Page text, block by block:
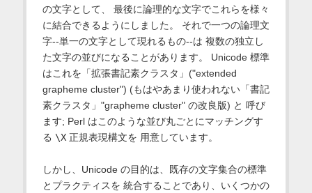
の文字として、 最後に論理的な文字でこれらを様々
に結合できるようにしました。 それで一つの論理文
字--単一の文字として現れるもの--は 複数の独立し
た文字の並びになることがあります。 Unicode 標準
はこれを「拡張書記素クラスタ」("extended
grapheme cluster") (もはやあまり使われない「書記
素クラスタ」"grapheme cluster" の改良版) と 呼び
ます; Perl はこのような並び丸ごとにマッチングす
る \X正規表現構文を 用意しています。
しかし、Unicode の目的は、既存の文字集合の標準
とプラクティスを 統合することであり、いくつかの